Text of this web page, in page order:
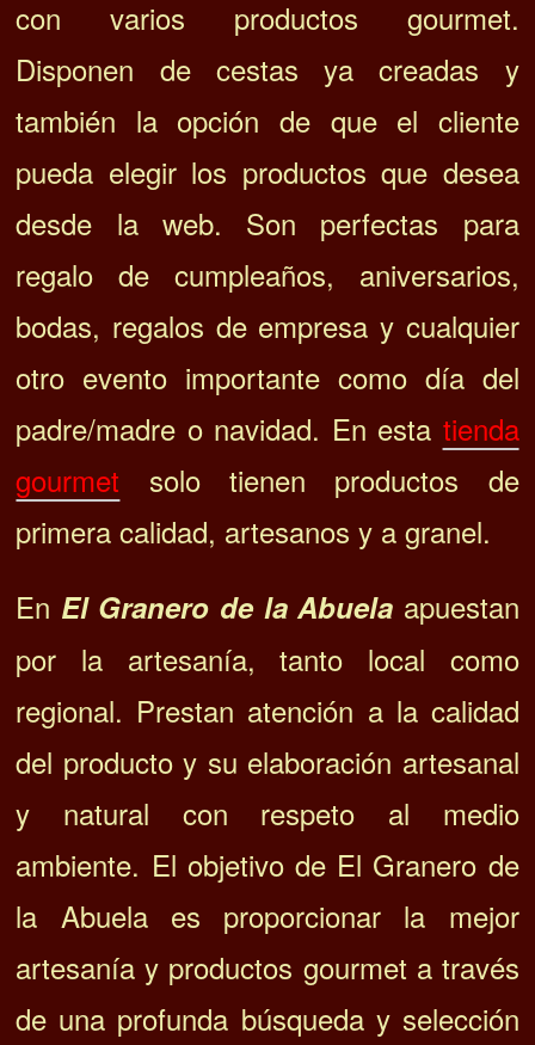
con varios productos gourmet.
Disponen de cestas ya creadas y
también la opción de que el cliente
pueda elegir los productos que desea
desde la web. Son perfectas para
regalo de cumpleaños, aniversarios,
bodas, regalos de empresa y cualquier
otro evento importante como día del
padre/madre o navidad. En esta tienda
gourmet solo tienen productos de
primera calidad, artesanos y a granel.
En El Granero de la Abuela apuestan
por la artesanía, tanto local como
regional. Prestan atención a la calidad
del producto y su elaboración artesanal
y natural con respeto al medio
ambiente. El objetivo de El Granero de
la Abuela es proporcionar la mejor
artesanía y productos gourmet a través
de una profunda búsqueda y selección